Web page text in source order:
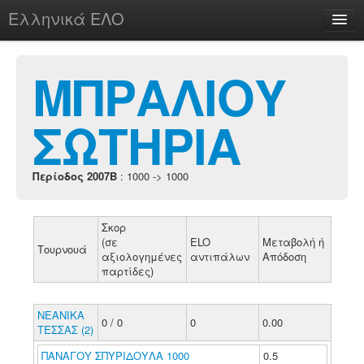
Ελληνικά ΕΛΟ
chesstu.be @ discord
Login
ΜΠΡΑΛΙΟΥ
ΣΩΤΗΡΙΑ
Περίοδος 2007B : 1000 -> 1000
Τουρνουά
Σκορ
(σε
αξιολογημένες
παρτίδες)
ELO
αντιπάλων
Μεταβολή ή
Απόδοση
ΝΕΑΝΙΚΑ
ΤΕΣΣΑΣ (2) 0 / 0 0 0.00
ΠΑΝΑΓΟΥ ΣΠΥΡΙΔΟΥΛΑ 1000 0.5